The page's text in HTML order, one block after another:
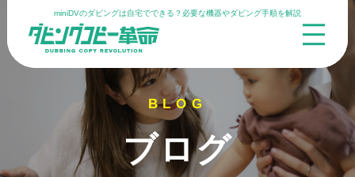
miniDVのダビングは自宅でできる？必要な機器やダビング手順を解説
ブログ